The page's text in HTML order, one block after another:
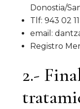
Donostia/
Tlf: 943 02
email:
Registro
2.-